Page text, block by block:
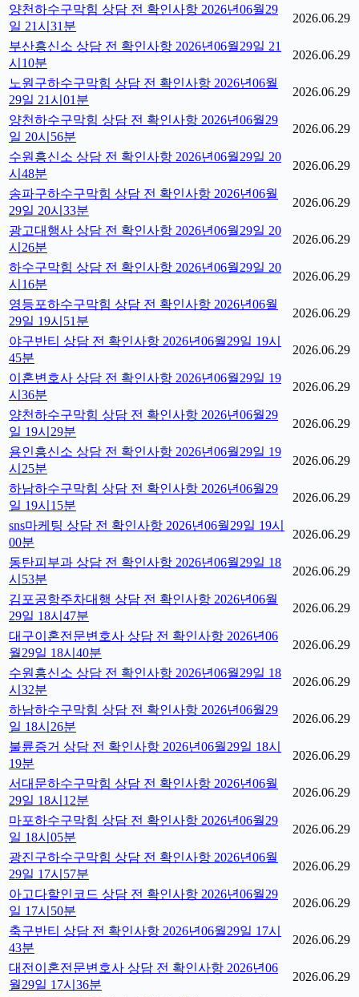
양천하수구막힘 상담 전 확인사항 2026년06월29
일 21시31분
2026.06.29
부산흥신소 상담 전 확인사항 2026년06월29일 21
시10분
2026.06.29
노원구하수구막힘 상담 전 확인사항 2026년06월
29일 21시01분
2026.06.29
양천하수구막힘 상담 전 확인사항 2026년06월29
일 20시56분
2026.06.29
수원흥신소 상담 전 확인사항 2026년06월29일 20
시48분
2026.06.29
송파구하수구막힘 상담 전 확인사항 2026년06월
29일 20시33분
2026.06.29
광고대행사 상담 전 확인사항 2026년06월29일 20
시26분
2026.06.29
하수구막힘 상담 전 확인사항 2026년06월29일 20
시16분
2026.06.29
영등포하수구막힘 상담 전 확인사항 2026년06월
29일 19시51분
2026.06.29
야구반티 상담 전 확인사항 2026년06월29일 19시
45분
2026.06.29
이혼변호사 상담 전 확인사항 2026년06월29일 19
시36분
2026.06.29
양천하수구막힘 상담 전 확인사항 2026년06월29
일 19시29분
2026.06.29
용인흥신소 상담 전 확인사항 2026년06월29일 19
시25분
2026.06.29
하남하수구막힘 상담 전 확인사항 2026년06월29
일 19시15분
2026.06.29
sns마케팅 상담 전 확인사항 2026년06월29일 19시
00분
2026.06.29
동탄피부과 상담 전 확인사항 2026년06월29일 18
시53분
2026.06.29
김포공항주차대행 상담 전 확인사항 2026년06월
29일 18시47분
2026.06.29
대구이혼전문변호사 상담 전 확인사항 2026년06
월29일 18시40분
2026.06.29
수원흥신소 상담 전 확인사항 2026년06월29일 18
시32분
2026.06.29
하남하수구막힘 상담 전 확인사항 2026년06월29
일 18시26분
2026.06.29
불륜증거 상담 전 확인사항 2026년06월29일 18시
19분
2026.06.29
서대문하수구막힘 상담 전 확인사항 2026년06월
29일 18시12분
2026.06.29
마포하수구막힘 상담 전 확인사항 2026년06월29
일 18시05분
2026.06.29
광진구하수구막힘 상담 전 확인사항 2026년06월
29일 17시57분
2026.06.29
아고다할인코드 상담 전 확인사항 2026년06월29
일 17시50분
2026.06.29
축구반티 상담 전 확인사항 2026년06월29일 17시
43분
2026.06.29
대전이혼전문변호사 상담 전 확인사항 2026년06
월29일 17시36분
2026.06.29